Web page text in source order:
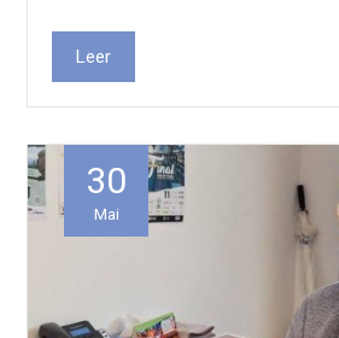
Leer
30
Mai